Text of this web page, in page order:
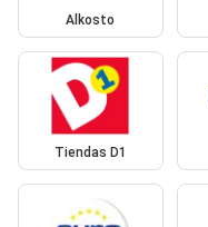
Alkosto
Tiendas D1